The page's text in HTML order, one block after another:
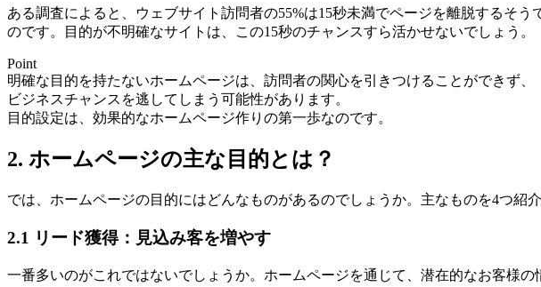
ある調査によると、ウェブサイト訪問者の55%は15秒未満でページを離脱するそう
のです。目的が不明確なサイトは、この15秒のチャンスすら活かせないでしょう。
Point
明確な目的を持たないホームページは、訪問者の関心を引きつけることができず、
ビジネスチャンスを逃してしまう可能性があります。
目的設定は、効果的なホームページ作りの第一歩なのです。
2. ホームページの主な目的とは？
では、ホームページの目的にはどんなものがあるのでしょうか。主なものを4つ紹介
2.1 リード獲得：見込み客を増やす
一番多いのがこれではないでしょうか。ホームページを通じて、潜在的なお客様